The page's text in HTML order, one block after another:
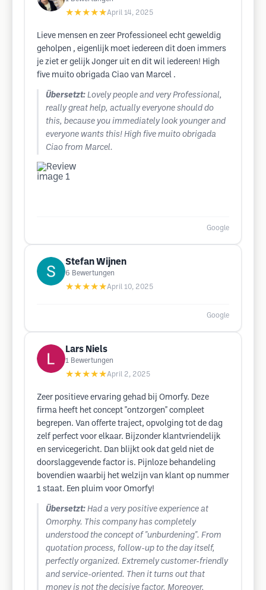
★★★★★April 14, 2025
Lieve mensen en zeer Professioneel echt geweldig
geholpen , eigenlijk moet iedereen dit doen immers
je ziet er gelijk Jonger uit en dit wil iedereen! High
five muito obrigada Ciao van Marcel .
Übersetzt: Lovely people and very Professional,
really great help, actually everyone should do
this, because you immediately look younger and
everyone wants this! High five muito obrigada
Ciao from Marcel.
Google
Stefan Wijnen
6 Bewertungen
★★★★★April 10, 2025
Google
Lars Niels
1 Bewertungen
★★★★★April 2, 2025
Zeer positieve ervaring gehad bij Omorfy. Deze
firma heeft het concept ''ontzorgen'' compleet
begrepen. Van offerte traject, opvolging tot de dag
zelf perfect voor elkaar. Bijzonder klantvriendelijk
en servicegericht. Dan blijkt ook dat geld niet de
doorslaggevende factor is. Pijnloze behandeling
bovendien waarbij het welzijn van klant op nummer
1 staat. Een pluim voor Omorfy!
Übersetzt: Had a very positive experience at
Omorphy. This company has completely
understood the concept of ''unburdening''. From
quotation process, follow-up to the day itself,
perfectly organized. Extremely customer-friendly
and service-oriented. Then it turns out that
money is not the decisive factor. Moreover,